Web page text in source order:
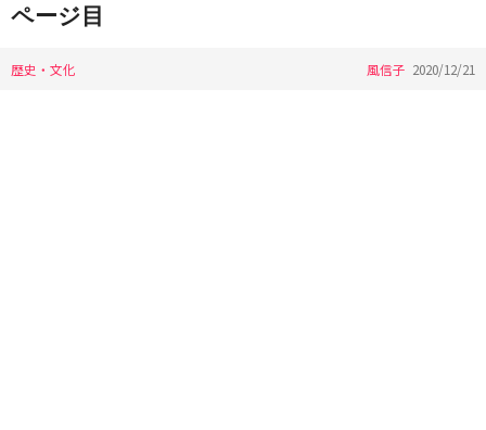
ページ目
歴史・文化 風信子 2020/12/21